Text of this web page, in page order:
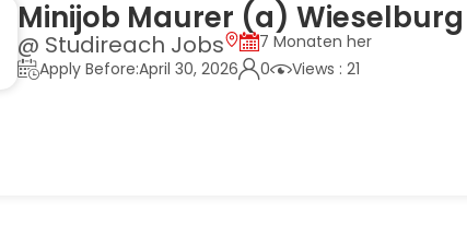
Minijob Maurer (a) Wieselburg
@ Studireach Jobs
7 Monaten her
Apply Before:April 30, 2026
0 Views : 21